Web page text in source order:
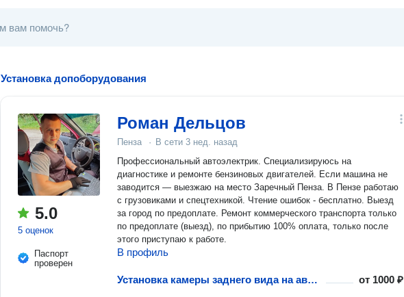
Установка допоборудования
5.0
5 оценок
Паспорт
проверен
Роман Дельцов
Пенза · В сети 3 нед. назад
Профессиональный автоэлектрик. Специализируюсь на
диагностике и ремонте бензиновых двигателей. Если машина не
заводится — выезжаю на место Заречный Пенза. В Пензе работаю
с грузовиками и спецтехникой. Чтение ошибок - бесплатно. Выезд
за город по предоплате. Ремонт коммерческого транспорта только
по предоплате (выезд), по прибытию 100% оплата, только после
этого приступаю к работе.
В профиль
Установка камеры заднего вида на автомобиль от 1000 ₽